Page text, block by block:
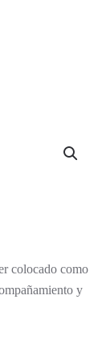
colocado como
y